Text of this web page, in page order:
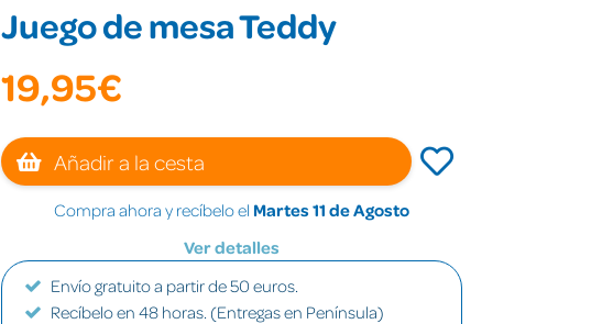
Juego de mesa Teddy
19,95€
Añadir a la cesta
Compra ahora y recíbelo el Martes 11 de Agosto
Ver detalles
Envío gratuito a partir de 50 euros.
Recíbelo en 48 horas. (Entregas en Península)